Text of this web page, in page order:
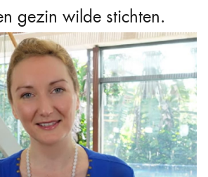
gezin wilde stichten.